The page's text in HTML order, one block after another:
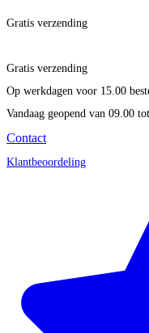
Gratis verzending
Gratis verzending
Op werkdagen voor 15.00
Vandaag geopend van 09.00
Contact
Klantbeoordeling